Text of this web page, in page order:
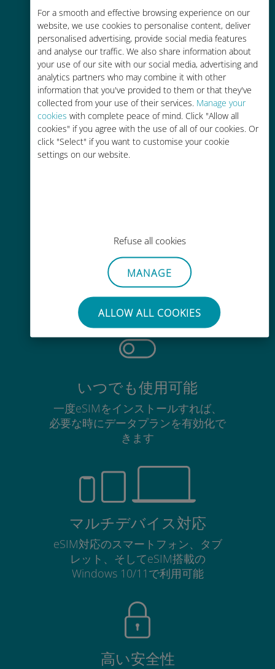
For a smooth and effective browsing experience on our
website, we use cookies to personalise content, deliver
personalised advertising, provide social media features
and analyse our traffic. We also share information about
your use of our site with our social media, advertising and
analytics partners who may combine it with other
information that you've provided to them or that they've
collected from your use of their services. Manage your
cookies with complete peace of mind. Click "Allow all
cookies" if you agree with the use of all of our cookies. Or
click "Select" if you want to customise your cookie
settings on our website.
Refuse all cookies
MANAGE
ALLOW ALL COOKIES
お客様が普段お使いのキャリアでロ
ーミングサービスを使った場合に比
べて最大で90％の節約が可能です。
かんたん追加購入
Wi-Fiやデータ残量がなくても、
手間いらず
使用中のSIMカードを抜き差しする
必要はありません
いつでも使用可能
一度eSIMをインストールすれば、
必要な時にデータプランを有効化で
きます
マルチデバイス対応
eSIM対応のスマートフォン、タブ
レット、そしてeSIM搭載の
Windows 10/11で利用可能
高い安全性